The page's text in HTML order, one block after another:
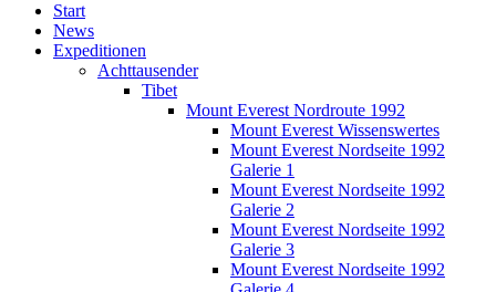
Start
News
Expeditionen
Achttausender
Tibet
Mount Everest Nordroute 1992
Mount Everest Wissenswertes
Mount Everest Nordseite 1992
Galerie 1
Mount Everest Nordseite 1992
Galerie 2
Mount Everest Nordseite 1992
Galerie 3
Mount Everest Nordseite 1992